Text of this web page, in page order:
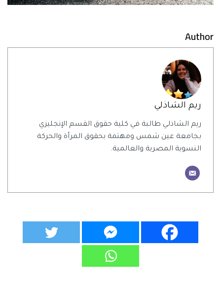
Author
ريم الشاذلي
ريم الشاذلي طالبة في كلية حقوق القسم الإنجليزي
بجامعة عين شمس ومهتمة بحقوق المرأة والحركة
النسوية المصرية والعالمية.